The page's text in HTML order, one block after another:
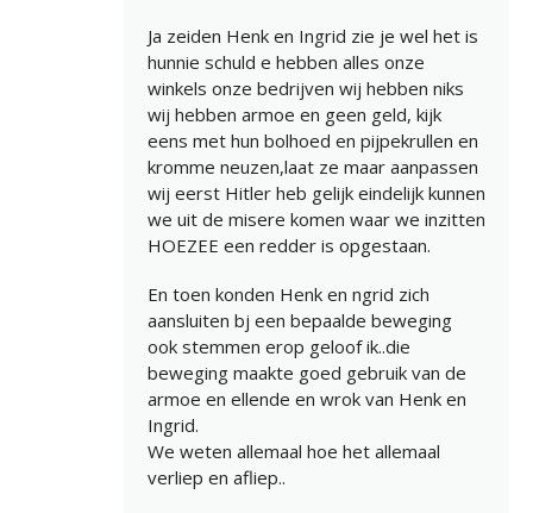
Ja zeiden Henk en Ingrid zie je wel het is
hunnie schuld e hebben alles onze
winkels onze bedrijven wij hebben niks
wij hebben armoe en geen geld, kijk
eens met hun bolhoed en pijpekrullen en
kromme neuzen,laat ze maar aanpassen
wij eerst Hitler heb gelijk eindelijk kunnen
we uit de misere komen waar we inzitten
HOEZEE een redder is opgestaan.
En toen konden Henk en ngrid zich
aansluiten bj een bepaalde beweging
ook stemmen erop geloof ik..die
beweging maakte goed gebruik van de
armoe en ellende en wrok van Henk en
Ingrid.
We weten allemaal hoe het allemaal
verliep en afliep..